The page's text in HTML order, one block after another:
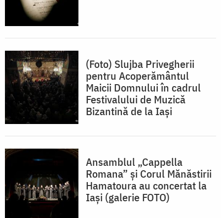
(Foto) Slujba Privegherii
pentru Acoperământul
Maicii Domnului în cadrul
Festivalului de Muzică
Bizantină de la Iaşi
Ansamblul „Cappella
Romana” și Corul Mănăstirii
Hamatoura au concertat la
Iași (galerie FOTO)